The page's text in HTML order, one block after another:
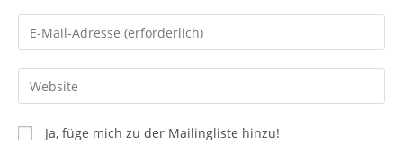
Ja, füge mich zu der Mailingliste hinzu!